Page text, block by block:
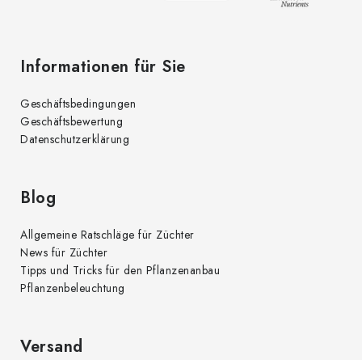
Informationen für Sie
Geschäftsbedingungen
Geschäftsbewertung
Datenschutzerklärung
Blog
Allgemeine Ratschläge für Züchter
News für Züchter
Tipps und Tricks für den Pflanzenanbau
Pflanzenbeleuchtung
Versand